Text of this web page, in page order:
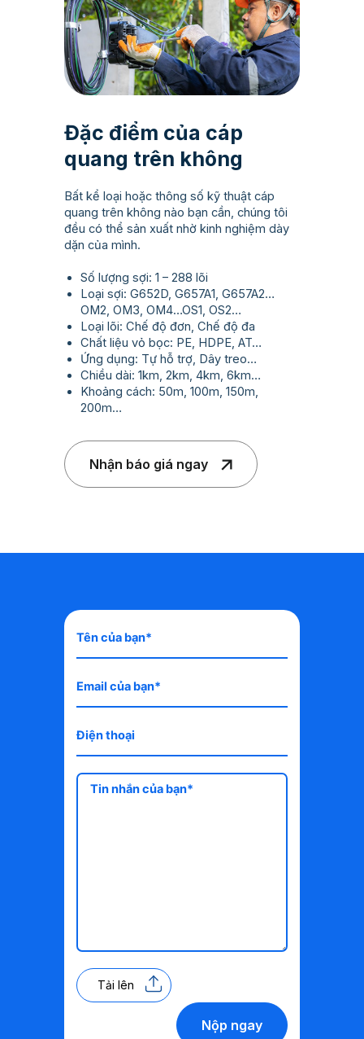
Đặc điểm của cáp
quang trên không
Bất kể loại hoặc thông số kỹ thuật cáp
quang trên không nào bạn cần, chúng tôi
đều có thể sản xuất nhờ kinh nghiệm dày
dặn của mình.
Số lượng sợi: 1 – 288 lõi
Loại sợi: G652D, G657A1, G657A2…
OM2, OM3, OM4…OS1, OS2…
Loại lõi: Chế độ đơn, Chế độ đa
Chất liệu vỏ bọc: PE, HDPE, AT…
Ứng dụng: Tự hỗ trợ, Dây treo…
Chiều dài: 1km, 2km, 4km, 6km…
Khoảng cách: 50m, 100m, 150m,
200m…
Nhận báo giá ngay
Tải lên
Nộp ngay